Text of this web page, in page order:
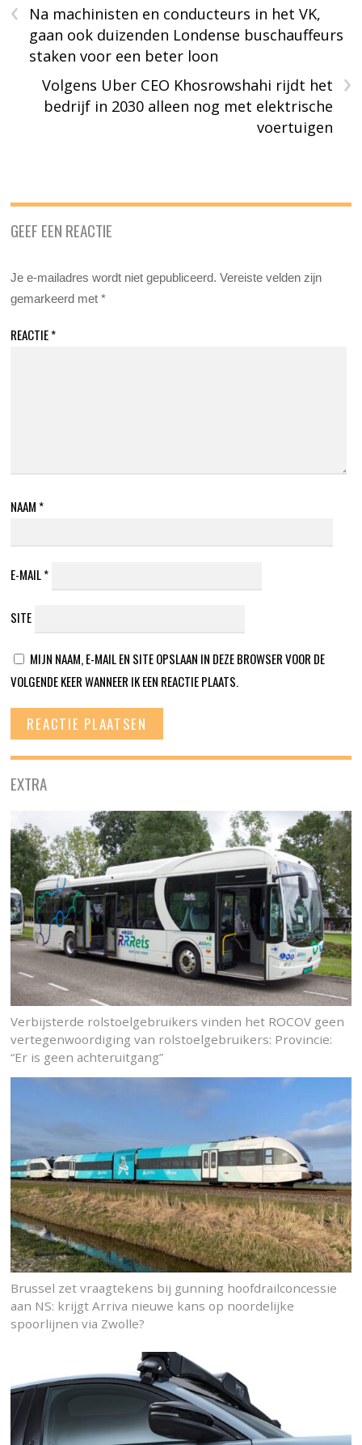
‹
Na machinisten en conducteurs in het VK,
gaan ook duizenden Londense buschauffeurs
staken voor een beter loon
›
Volgens Uber CEO Khosrowshahi rijdt het
bedrijf in 2030 alleen nog met elektrische
voertuigen
GEEF EEN REACTIE
Je e-mailadres wordt niet gepubliceerd. Vereiste velden zijn
gemarkeerd met*
REACTIE*
NAAM *
E-MAIL*
SITE
MIJN NAAM, E-MAIL EN SITE OPSLAAN IN DEZE BROWSER VOOR DE
VOLGENDE KEER WANNEER IK EEN REACTIE PLAATS.
EXTRA
Verbijsterde rolstoelgebruikers vinden het ROCOV geen
vertegenwoordiging van rolstoelgebruikers: Provincie:
“Er is geen achteruitgang”
Brussel zet vraagtekens bij gunning hoofdrailconcessie
aan NS: krijgt Arriva nieuwe kans op noordelijke
spoorlijnen via Zwolle?